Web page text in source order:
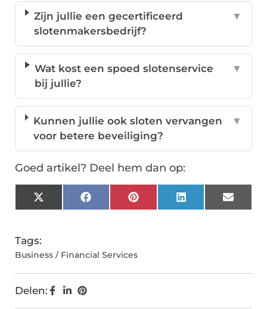
Zijn jullie een gecertificeerd
slotenmakersbedrijf?
▼
Wat kost een spoed slotenservice
bij jullie?
▼
Kunnen jullie ook sloten vervangen
voor betere beveiliging?
▼
Goed artikel? Deel hem dan op:
X
(Twitter)
FacebookPinterestLinkedInEmail
Tags:
Business / Financial Services
Delen: